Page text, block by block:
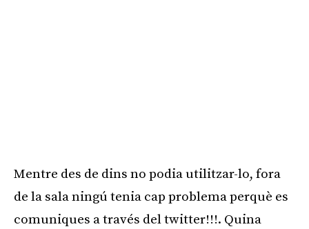
Mentre des de dins no podia utilitzar-lo, fora
de la sala ningú tenia cap problema perquè es
comuniques a través del twitter!!!. Quina